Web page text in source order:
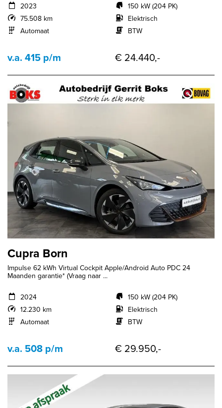
2023
75.508 km
Automaat
150 kW (204 PK)
Elektrisch
BTW
v.a. 415 p/m € 24.440,-
Cupra Born
Impulse 62 kWh Virtual Cockpit Apple/Android Auto PDC 24
Maanden garantie* (Vraag naar ...
2024
12.230 km
Automaat
150 kW (204 PK)
Elektrisch
BTW
v.a. 508 p/m € 29.950,-